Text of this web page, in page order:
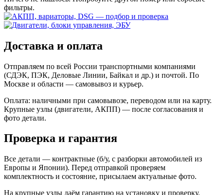
фильтры.
Доставка и оплата
Отправляем по всей России транспортными компаниями
(СДЭК, ПЭК, Деловые Линии, Байкал и др.) и почтой. По
Москве и области — самовывоз и курьер.
Оплата: наличными при самовывозе, переводом или на карту.
Крупные узлы (двигатели, АКПП) — после согласования и
фото детали.
Проверка и гарантия
Все детали — контрактные (б/у, с разборки автомобилей из
Европы и Японии). Перед отправкой проверяем
комплектность и состояние, присылаем актуальные фото.
На крупные узлы даём гарантию на установку и проверку.